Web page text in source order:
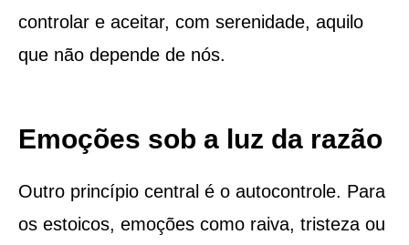
controlar e aceitar, com serenidade, aquilo
que não depende de nós.
Emoções sob a luz da razão
Outro princípio central é o autocontrole. Para
os estoicos, emoções como raiva, tristeza ou